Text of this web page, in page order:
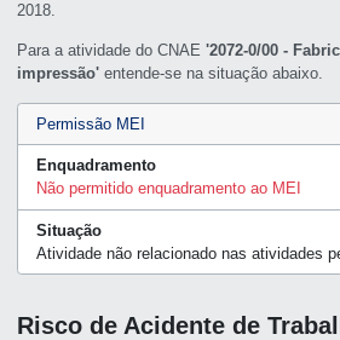
2018.
Para a atividade do CNAE'2072-0/00 -
impressão' entende-se na situação abaixo.
Permissão MEI
Enquadramento
Não permitido enquadramento ao MEI
Situação
Atividade não relacionado nas atividades
Risco de Acidente de